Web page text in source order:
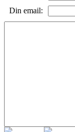
Din email: